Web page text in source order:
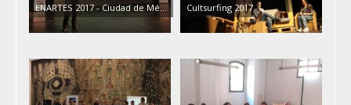
ENARTES 2017 - Ciudad de Mé... Cultsurfing 2017